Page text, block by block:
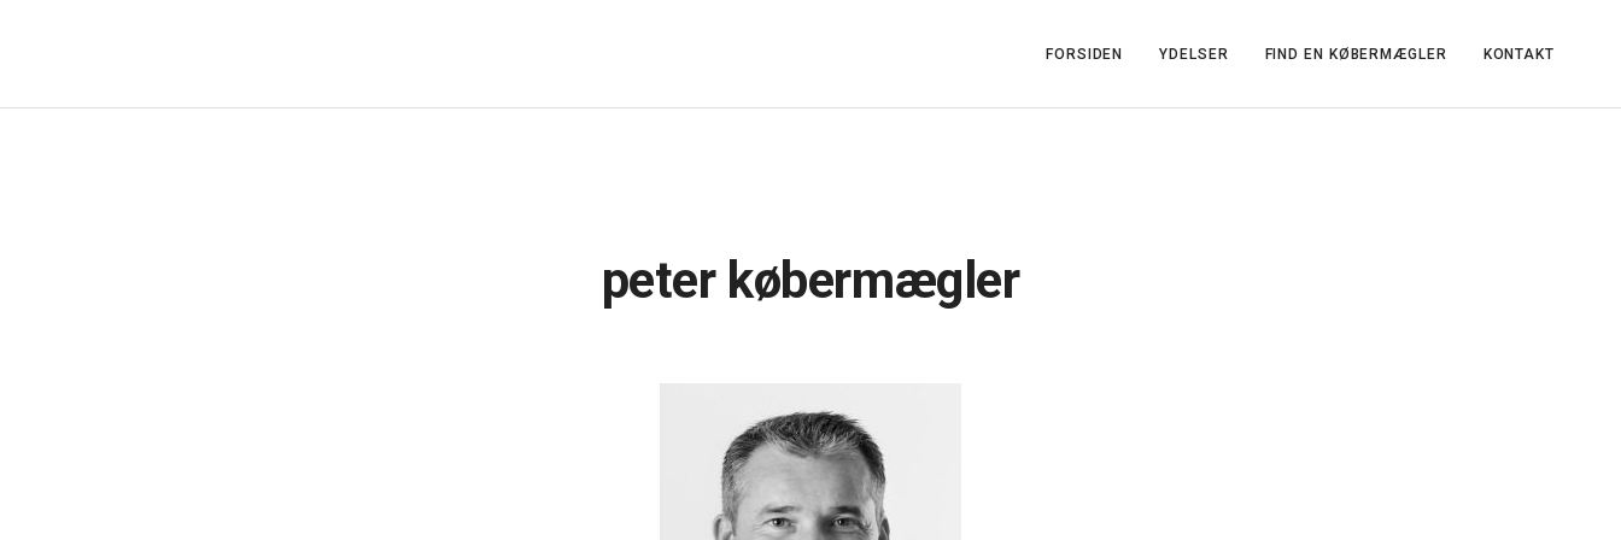
FORSIDEN YDELSER FIND EN KØBERMÆGLER KONTAKT
peter købermægler